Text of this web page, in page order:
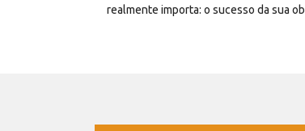
realmente importa: o sucesso da sua